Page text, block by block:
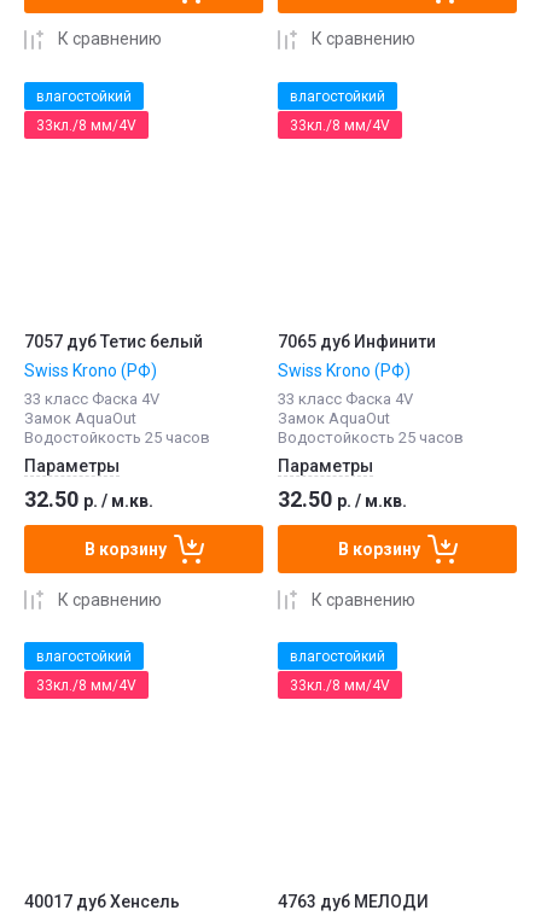
К сравнению К сравнению
влагостойкий
33кл./8 мм/4V
7057 дуб Тетис белый
Swiss Krono (РФ)
33 класс Фаска 4V
Замок AquaOut
Водостойкость 25 часов
Параметры
32.50 р. / м.кв.
В корзину
К сравнению
влагостойкий
33кл./8 мм/4V
7065 дуб Инфинити
Swiss Krono (РФ)
33 класс Фаска 4V
Замок AquaOut
Водостойкость 25 часов
Параметры
32.50 р. / м.кв.
В корзину
К сравнению
влагостойкий
33кл./8 мм/4V
40017 дуб Хенсель
влагостойкий
33кл./8 мм/4V
4763 дуб МЕЛОДИ